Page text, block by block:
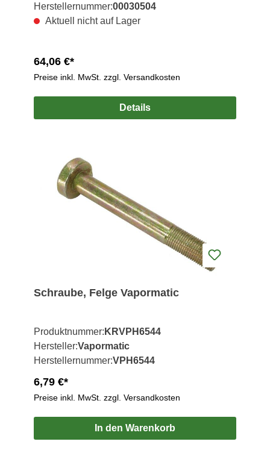
Herstellernummer:00030504
Aktuell nicht auf Lager
64,06 €*
Preise inkl. MwSt. zzgl. Versandkosten
Details
Schraube, Felge Vapormatic
Produktnummer: KRVPH6544
Hersteller:Vapormatic
Herstellernummer:VPH6544
6,79 €*
Preise inkl. MwSt. zzgl. Versandkosten
In den Warenkorb